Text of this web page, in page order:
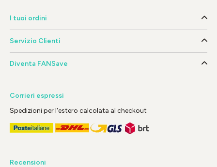
I tuoi ordini
Servizio Clienti
Diventa FANSave
Corrieri espressi
Spedizioni per l'estero calcolata al checkout
Recensioni